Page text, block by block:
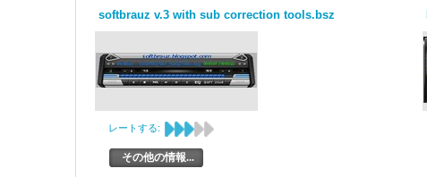
softbrauz v.3 with sub correction tools.bsz
レートする:
その他の情報...